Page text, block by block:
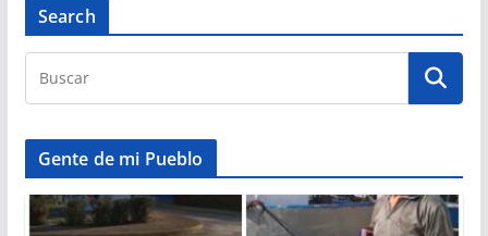
Search
Gente de mi Pueblo